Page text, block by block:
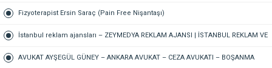
Fizyoterapist Ersin Saraç (Pain Free Nişantaşı)
İstanbul reklam ajansları – ZEYMEDYA REKLAM AJANSI | İSTANBUL REKLAM VE
SEO AJANSI, DİJİTAL PAZARLAMA AJANSI, SOSYAL MEDYA AJANSI, 360
AVUKAT AYŞEGÜL GÜNEY – ANKARA AVUKAT – CEZA AVUKATI – BOŞANMA